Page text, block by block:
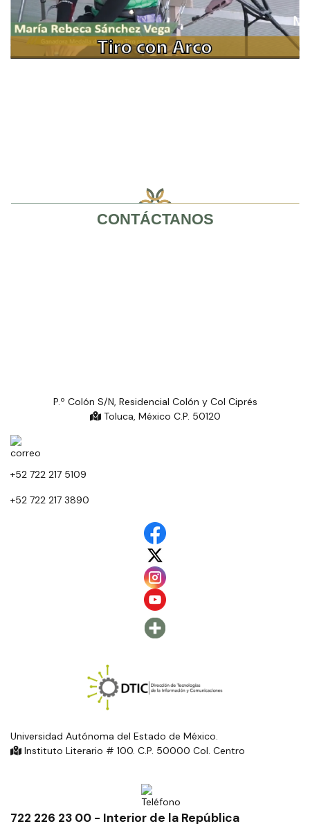
CONTÁCTANOS
P.º Colón S/N, Residencial Colón y Col Ciprés
Toluca, México C.P. 50120
+52 722 217 5109
+52 722 217 3890
Universidad Autónoma del Estado de México.
Instituto Literario # 100. C.P. 50000 Col. Centro
722 226 23 00 - Interior de la República